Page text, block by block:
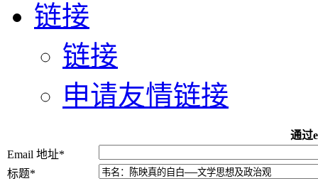
链接
链接
申请友情链接
通过
Email 地址*
标题*